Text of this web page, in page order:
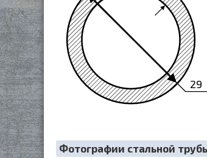
29
Фотографии стальной